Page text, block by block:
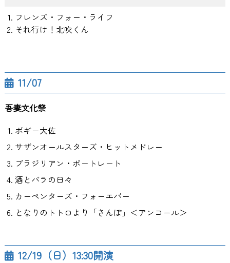
フレンズ・フォー・ライフ
それ行け！北吹くん
11/07
吾妻文化祭
ボギー大佐
サザンオールスターズ・ヒットメドレー
ブラジリアン・ポートレート
酒とバラの日々
カーペンターズ・フォーエバー
となりのトトロより「さんぽ」＜アンコール＞
12/19（日）13:30開演